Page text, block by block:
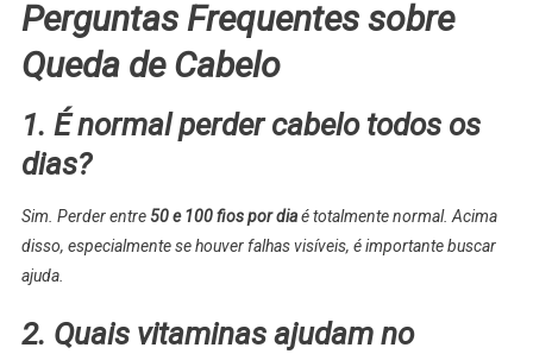
Perguntas Frequentes sobre
Queda de Cabelo
1. É normal perder cabelo todos os
dias?
Sim. Perder entre 50 e 100 fios por diaé totalmente normal. Acima
disso, especialmente se houver falhas visíveis, é importante buscar
ajuda.
2. Quais vitaminas ajudam no